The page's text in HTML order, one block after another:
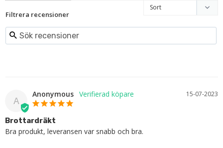
Filtrera recensioner
A
15-07-2023
Anonymous
Brottardräkt
Bra produkt, leveransen var snabb och bra.